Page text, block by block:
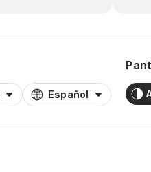
Español